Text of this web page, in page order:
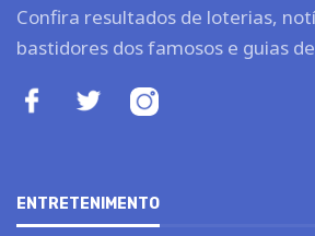
Confira resultados de loterias,
bastidores dos famosos e guias
ENTRETENIMENTO